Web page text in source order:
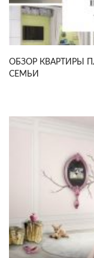
ОБЗОР КВАРТИРЫ
СЕМЬИ